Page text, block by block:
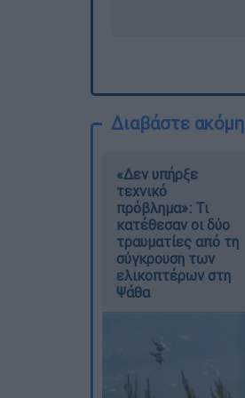
Διαβάστε ακόμη
«Δεν υπήρξε
τεχνικό
πρόβλημα»: Τι
κατέθεσαν οι δύο
τραυματίες από τη
σύγκρουση των
ελικοπτέρων στη
Ψάθα